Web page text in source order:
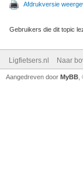
Afdrukversie
Gebruikers die dit topic
Ligfietsers.nl Naar
Aangedreven door MyBB